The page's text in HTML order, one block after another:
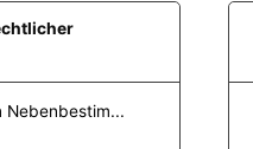
Standort für Events aller Art!